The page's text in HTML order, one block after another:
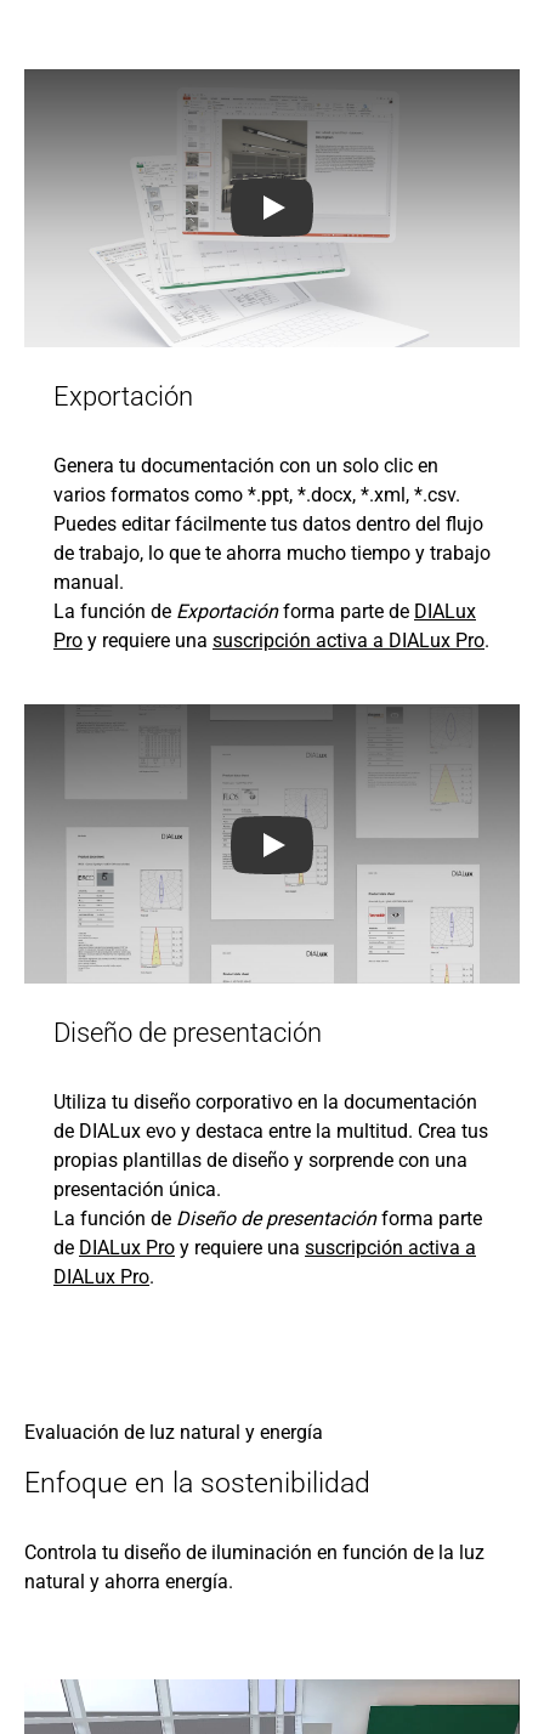
DIALux Pro: Export Feature
Exportación
Genera tu documentación con un solo clic en
varios formatos como *.ppt, *.docx, *.xml, *.csv.
Puedes editar fácilmente tus datos dentro del flujo
de trabajo, lo que te ahorra mucho tiempo y trabajo
manual.
La función de Exportaciónforma parte de DIALux
Pro y requiere una suscripción activa a DIALux Pro.
DIALux Pro: Layout Feature
Diseño de presentación
Utiliza tu diseño corporativo en la documentación
de DIALux evo y destaca entre la multitud. Crea tus
propias plantillas de diseño y sorprende con una
presentación única.
La función de Diseño de presentaciónforma parte
de DIALux Pro y requiere una suscripción activa a
DIALux Pro.
Evaluación de luz natural y energía
Enfoque en la sostenibilidad
Controla tu diseño de iluminación en función de la luz
natural y ahorra energía.